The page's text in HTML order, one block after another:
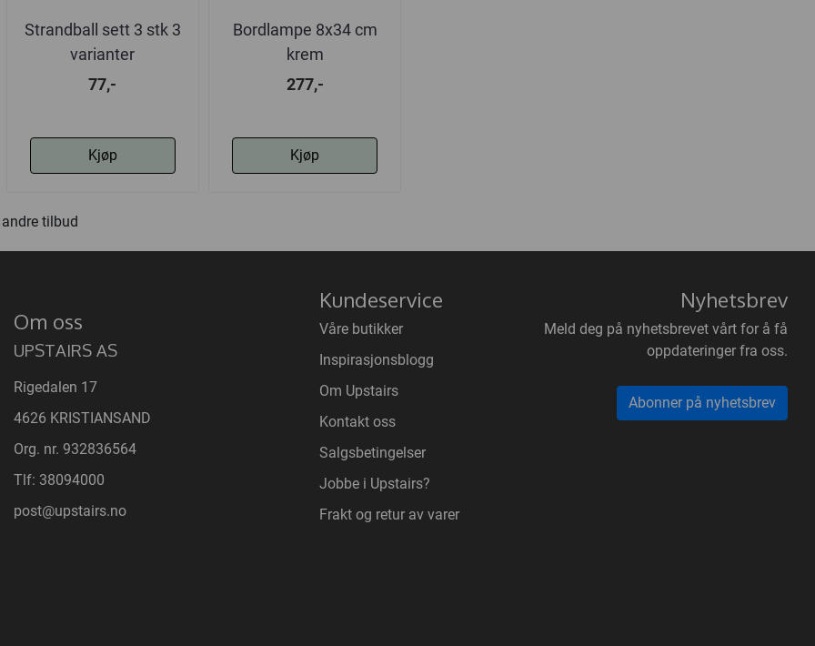
Strandball sett 3 stk 3
varianter
77,-
Kjøp
Bordlampe 8x34 cm
krem
277,-
Kjøp
tilbud
Om oss
UPSTAIRS AS
Rigedalen 17
4626 KRISTIANSAND
Org. nr. 932836564
Tlf: 38094000
post@upstairs.no
Kundeservice
Våre butikker
Inspirasjonsblogg
Om Upstairs
Kontakt oss
Salgsbetingelser
Jobbe i Upstairs?
Frakt og retur av varer
Nyhetsbrev
Meld deg på nyhetsbrevet vårt for å få
oppdateringer fra oss.
Abonner på nyhetsbrev